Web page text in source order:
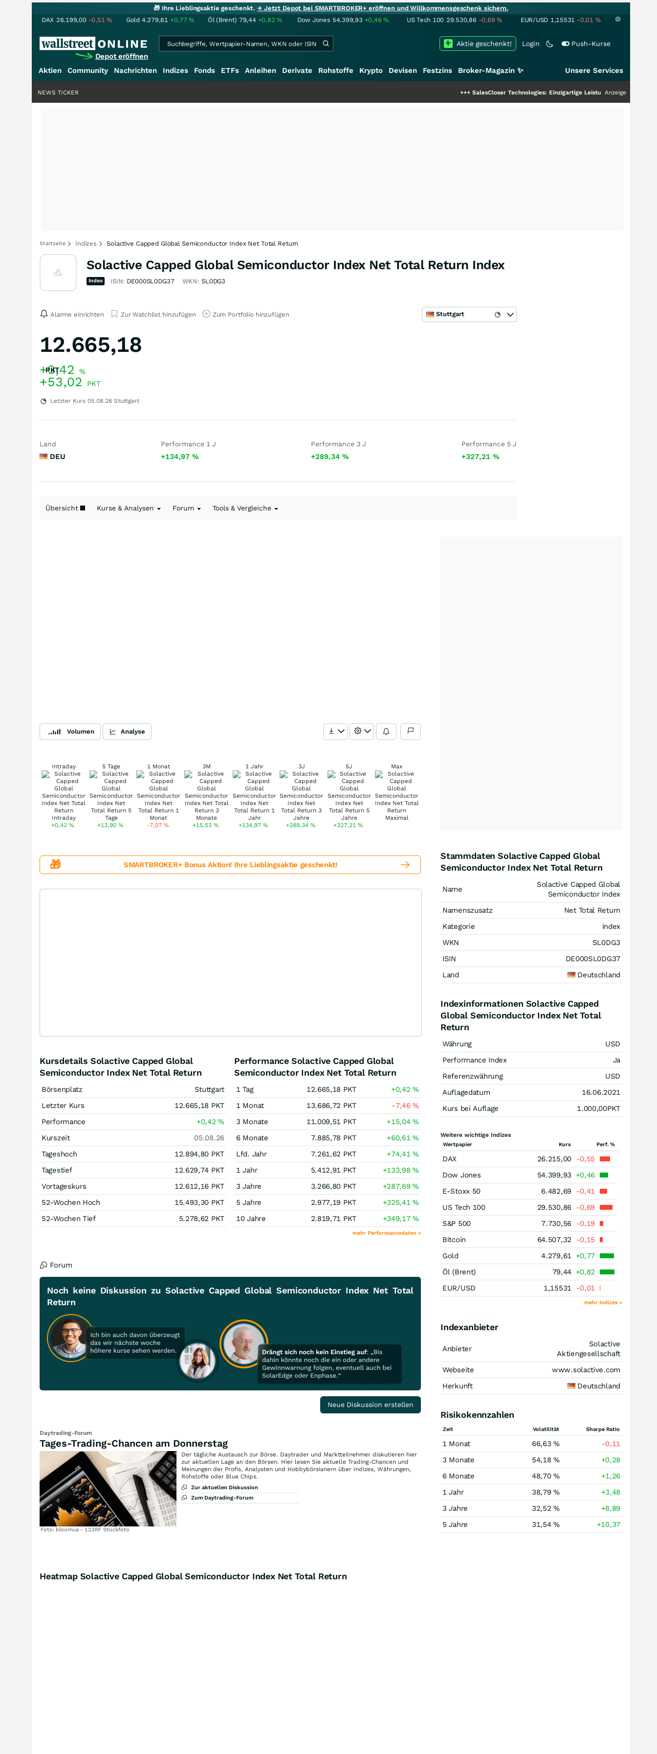
🎁 Ihre Lieblingsaktie geschenkt.→ Jetzt Depot bei SMARTBROKER+ eröffnen und Willkommensgeschenk sichern.
DAX 26.199,00 -0,51% Gold 4.279,61 +0,77% Öl (Brent) 79,44 +0,82% Dow Jones 54.399,93 +0,46% US Tech 100 29.530,86 -0,69% EUR/USD 1,15531 -0,01 %
Depot eröffnen
Login Push-Kurse
Aktie geschenkt!
Aktien Community Nachrichten Indizes Fonds ETFs Anleihen Derivate Rohstoffe Krypto Devisen Festzins Broker-Magazin ✨ Unsere Services
SalesCloser Technologies: Einzigartige Leistung zieht die Top-Dogs an!
Anzeige
NEWS TICKER
Startseite Indizes Solactive Capped Global Semiconductor Index Net Total Return
Solactive Capped Global Semiconductor Index Net Total Return Index
Index ISIN: DE000SL0DG37 WKN: SL0DG3
Alarme einrichten Zur Watchlist hinzufügen Zum Portfolio hinzufügen Stuttgart
12.665,18
PKT
+0,42 %
+53,02 PKT
Letzter Kurs 05.08.26 Stuttgart
Land
DEU
Performance 1 J
+134,97 %
Performance 3 J
+289,34%
Performance 5 J
+327,21 %
Übersicht Kurse & Analysen Forum Tools & Vergleiche
Volumen Analyse
Intraday
+0,42%
5 Tage
+13,90 %
1 Monat
-7,07 %
3M
+15,53%
1 Jahr
+134,97%
3J
+289,34 %
5J
+327,21%
Max
🎁 SMARTBROKER+ Bonus Aktion! Ihre Lieblingsaktie geschenkt!
Kursdetails Solactive Capped Global
Semiconductor Index Net Total Return
Börsenplatz
Stuttgart
Letzter Kurs
12.665,18 PKT
Performance
+0,42%
Kurszeit
05.08.26
Tageshoch
12.894,80 PKT
Tagestief
12.629,74 PKT
Vortageskurs
12.612,16 PKT
52-Wochen Hoch
15.493,30 PKT
52-Wochen Tief
5.278,62 PKT
Performance Solactive Capped Global
Semiconductor Index Net Total Return
1 Tag 12.665,18 PKT +0,42%
1 Monat
13.686,72 PKT -7,46%
3 Monate
11.009,51 PKT +15,04%
6 Monate
7.885,78 PKT +60,61%
Lfd. Jahr
7.261,62 PKT +74,41%
1 Jahr
5.412,91 PKT +133,98%
3 Jahre
3.266,80 PKT +287,69%
5 Jahre
2.977,19 PKT +325,41%
10 Jahre
2.819,71 PKT +349,17%
mehr Performancedaten »
Forum
Noch keine Diskussion zu Solactive Capped Global Semiconductor Index Net Total
Return
Neue Diskussion erstellen
Daytrading-Forum
Tages-Trading-Chancen am Donnerstag
Foto: bloomua - 123RF Stockfoto
Der tägliche Austausch zur Börse. Daytrader und Marktteilnehmer diskutieren hier
zur aktuellen Lage an den Börsen. Hier lesen Sie aktuelle Trading-Chancen und
Meinungen der Profis, Analysten und Hobbybörsianern über Indizes, Währungen,
Rohstoffe oder Blue Chips.
Zur aktuellen Diskussion
Zum Daytrading-Forum
Stammdaten Solactive Capped Global
Semiconductor Index Net Total Return
Name
Solactive Capped Global
Semiconductor Index
Namenszusatz
Net Total Return
Kategorie
Index
WKN
SL0DG3
ISIN
DE000SL0DG37
Land
Deutschland
Indexinformationen Solactive Capped
Global Semiconductor Index Net Total
Return
Währung
USD
Performance Index
Ja
Referenzwährung
USD
Auflagedatum
16.06.2021
Kurs bei Auflage
1.000,00PKT
Weitere wichtige Indizes
Wertpapier Kurs Perf. %
DAX 26.215,00
-0,55
Dow Jones
54.399,93
+0,46
E-Stoxx 50
6.482,69
-0,41
US Tech 100
29.530,86
-0,69
S&P 500
7.730,56
-0,19
Bitcoin
64.507,32
-0,15
Gold
4.279,61 +0,77
Öl (Brent)
79,44 +0,82
EUR/USD
1,15531 -0,01
mehr Indizes »
Indexanbieter
Anbieter
Solactive
Aktiengesellschaft
Webseite
www.solactive.com
Herkunft
Deutschland
Risikokennzahlen
Zeit Volatilität Sharpe Ratio
1 Monat 66,63 %
-0,11
3 Monate
54,18 %
+0,28
6 Monate
48,70 %
+1,26
1 Jahr
38,79 %
+3,48
3 Jahre
32,52 %
+8,89
5 Jahre
31,54 % +10,37
Heatmap Solactive Capped Global Semiconductor Index Net Total Return